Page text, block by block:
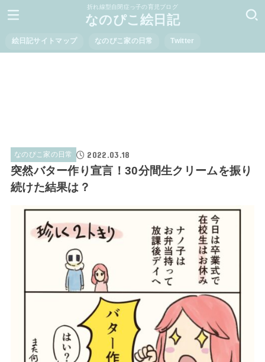
折れ線型自閉症っ子の育児ブログ
なのぴこ絵日記
絵日記サイトマップ なのぴこ家の日常 Twitter
なのぴこ家の日常 2022.03.18
突然バター作り宣言！30分間生クリームを振り
続けた結果は？